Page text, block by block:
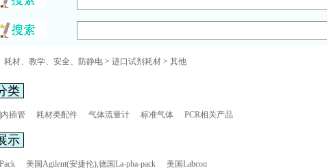
耗材、教学、安全、防静电> 进口试剂耗材> 其他
类
插管 耗材类配件 气体流量计 标准气体 PCR相关产品
示
美国Agilent(安捷伦),德国La-pha-pack 美国Labcon